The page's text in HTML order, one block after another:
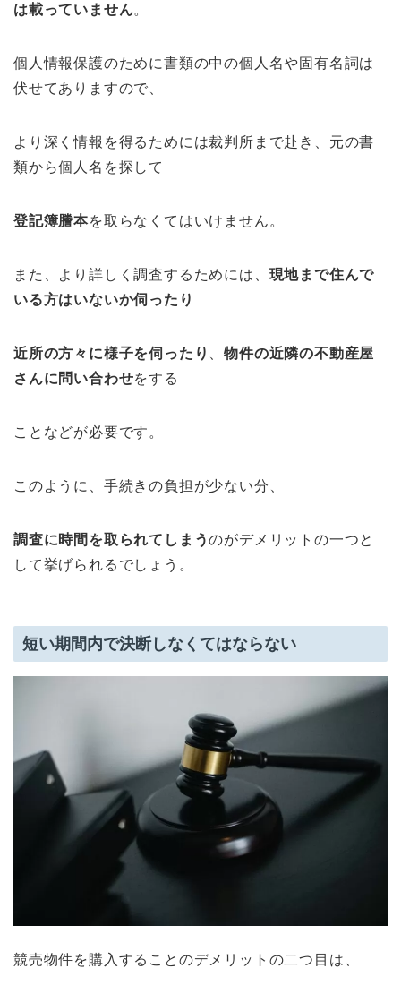
は載っていません。
個人情報保護のために書類の中の個人名や固有名詞は
伏せてありますので、
より深く情報を得るためには裁判所まで赴き、元の書
類から個人名を探して
登記簿謄本を取らなくてはいけません。
また、より詳しく調査するためには、 現地まで住んで
いる方はいないか伺ったり
近所の方々に様子を伺ったり 、物件の近隣の不動産屋
さんに問い合わせをする
ことなどが必要です。
このように、手続きの負担が少ない分、
調査に時間を取られてしまうのがデメリットの一つと
して挙げられるでしょう。
短い期間内で決断しなくてはならない
競売物件を購入することのデメリットの二つ目は、